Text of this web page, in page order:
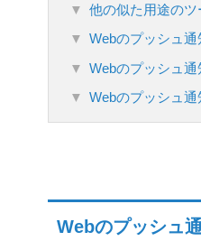
他の似た用途の
Webのプッシュ
Webのプッシュ
Webのプッシュ通
Webのプッシュ